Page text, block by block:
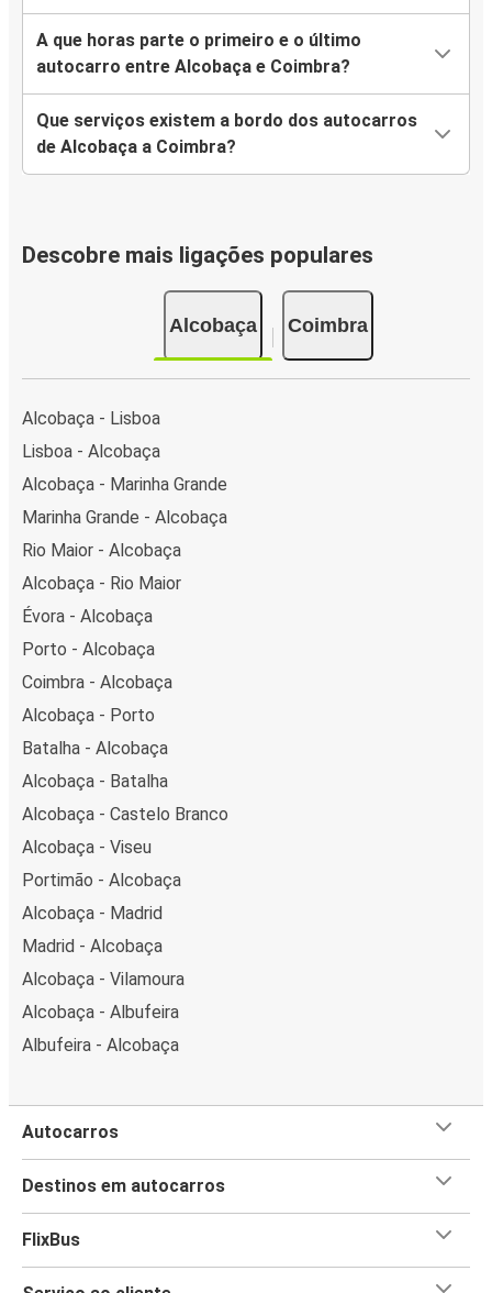
A que horas parte o primeiro e o último
autocarro entre Alcobaça e Coimbra?
Que serviços existem a bordo dos autocarros
de Alcobaça a Coimbra?
Descobre mais ligações populares
Alcobaça Coimbra
Alcobaça - Lisboa
Lisboa - Alcobaça
Alcobaça - Marinha Grande
Marinha Grande - Alcobaça
Rio Maior - Alcobaça
Alcobaça - Rio Maior
Évora - Alcobaça
Porto - Alcobaça
Coimbra - Alcobaça
Alcobaça - Porto
Batalha - Alcobaça
Alcobaça - Batalha
Alcobaça - Castelo Branco
Alcobaça - Viseu
Portimão - Alcobaça
Alcobaça - Madrid
Madrid - Alcobaça
Alcobaça - Vilamoura
Alcobaça - Albufeira
Albufeira - Alcobaça
Autocarros
Destinos em autocarros
FlixBus